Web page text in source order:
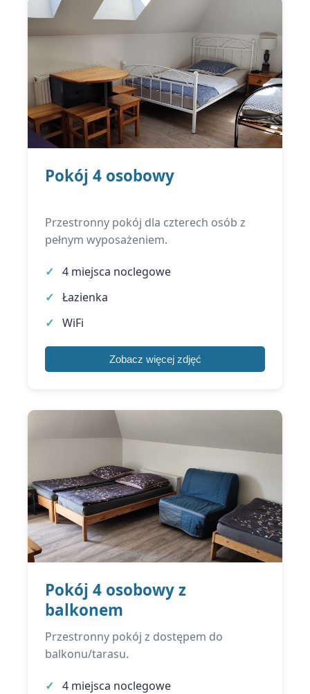
Pokój 4 osobowy
Przestronny pokój dla czterech osób z
pełnym wyposażeniem.
4 miejsca noclegowe
Łazienka
WiFi
Zobacz więcej zdjęć
Pokój 4 osobowy z
balkonem
Przestronny pokój z dostępem do
balkonu/tarasu.
4 miejsca noclegowe